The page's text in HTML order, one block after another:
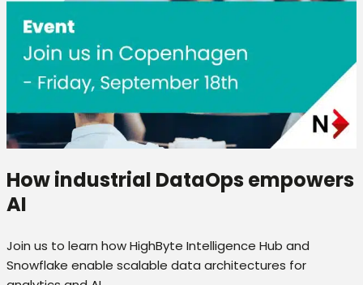
How industrial DataOps empowers
AI
Join us to learn how HighByte Intelligence Hub and
Snowflake enable scalable data architectures for